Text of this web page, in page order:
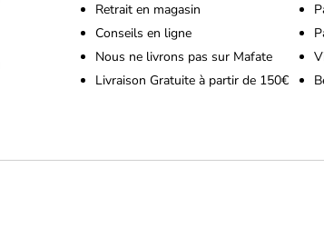
Retrait en magasin
Conseils en ligne
Nous ne livrons pas sur Mafate
Livraison Gratuite à partir de 150€